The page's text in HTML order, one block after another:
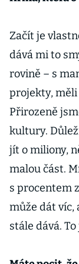
Začít je
dává mi to
rovině – s
projekty, měli
Přirozeně
kultury.
jít o miliony,
malou část.
s procentem
může dát víc,
stále dává.